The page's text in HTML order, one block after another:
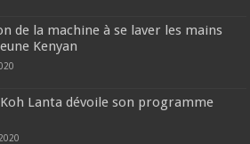
de la machine à se laver les mains
Kenyan
Lanta dévoile son programme